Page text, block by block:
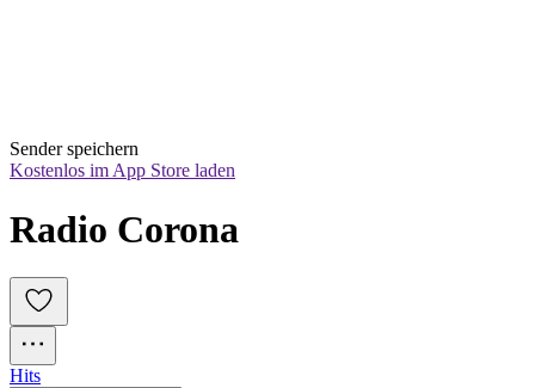
Sender speichern
Kostenlos im App Store laden
Radio Corona
Hits